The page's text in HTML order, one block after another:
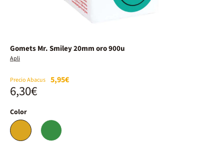
Gomets Mr. Smiley 20mm oro 900u
Apli
Precio Abacus 5,95€
6,30€
Color